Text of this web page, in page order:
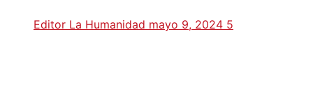
Editor La Humanidad mayo 9, 2024 5